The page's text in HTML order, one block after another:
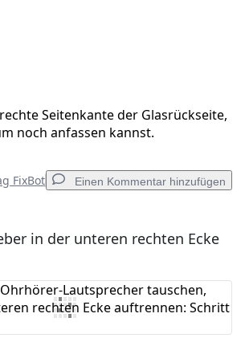
Seitenkante der Glasrückseite,
noch anfassen kannst.
FixBot Einen Kommentar hinzufügen
Einen Kommentar hinzufügen
in der unteren rechten Ecke